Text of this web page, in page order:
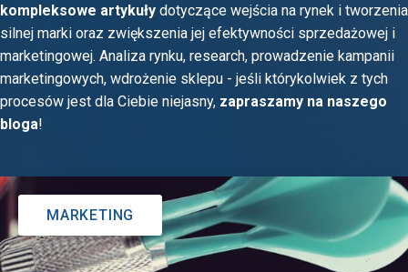
kompleksowe artykuły dotyczące wejścia na rynek i tworzenia
silnej marki oraz zwiększenia jej efektywności sprzedażowej i
marketingowej. Analiza rynku, research, prowadzenie kampanii
marketingowych, wdrożenie sklepu - jeśli którykolwiek z tych
procesów jest dla Ciebie niejasny, zapraszamy na naszego
bloga!
MARKETING